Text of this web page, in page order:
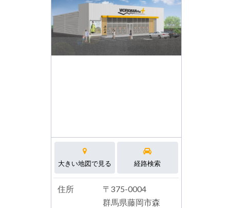
大きい地図で見る 経路検索
住所
〒375-0004
群馬県藤岡市森